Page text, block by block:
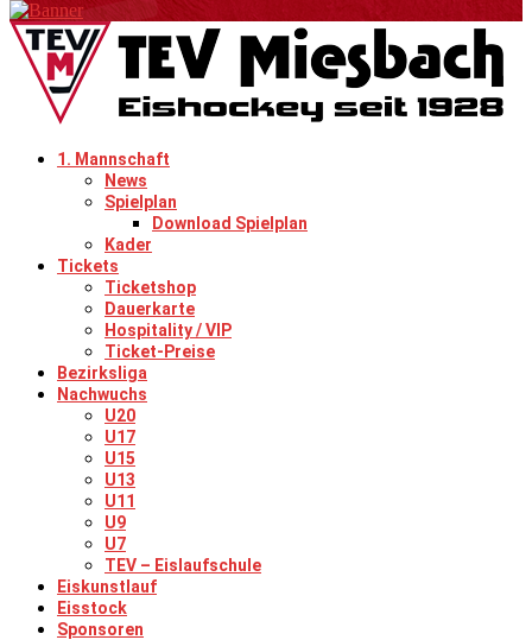
1. Mannschaft
News
Spielplan
Download Spielplan
Kader
Tickets
Ticketshop
Dauerkarte
Hospitality / VIP
Ticket-Preise
Bezirksliga
Nachwuchs
U20
U17
U15
U13
U11
U9
U7
TEV – Eislaufschule
Eiskunstlauf
Eisstock
Sponsoren